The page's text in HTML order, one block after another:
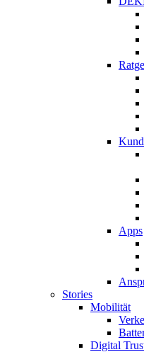
Apps
Stories
Mobilität
Digital